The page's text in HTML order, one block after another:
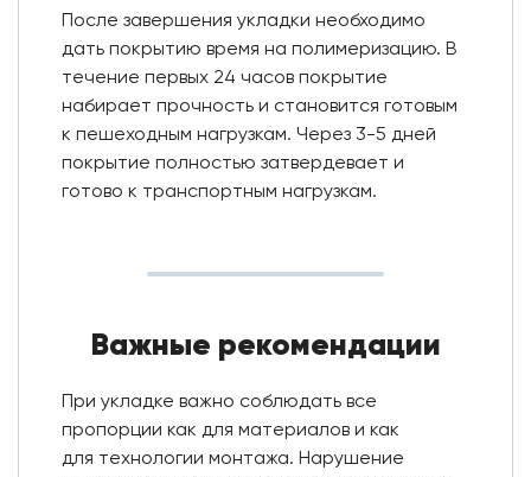
После завершения укладки необходимо
дать покрытию время на полимеризацию. В
течение первых 24 часов покрытие
набирает прочность и становится готовым
к пешеходным нагрузкам. Через 3-5 дней
покрытие полностью затвердевает и
готово к транспортным нагрузкам.
Важные рекомендации
При укладке важно соблюдать все
пропорции как для материалов и как
для технологии монтажа. Нарушение